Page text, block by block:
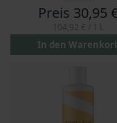
Preis 30,95
In den